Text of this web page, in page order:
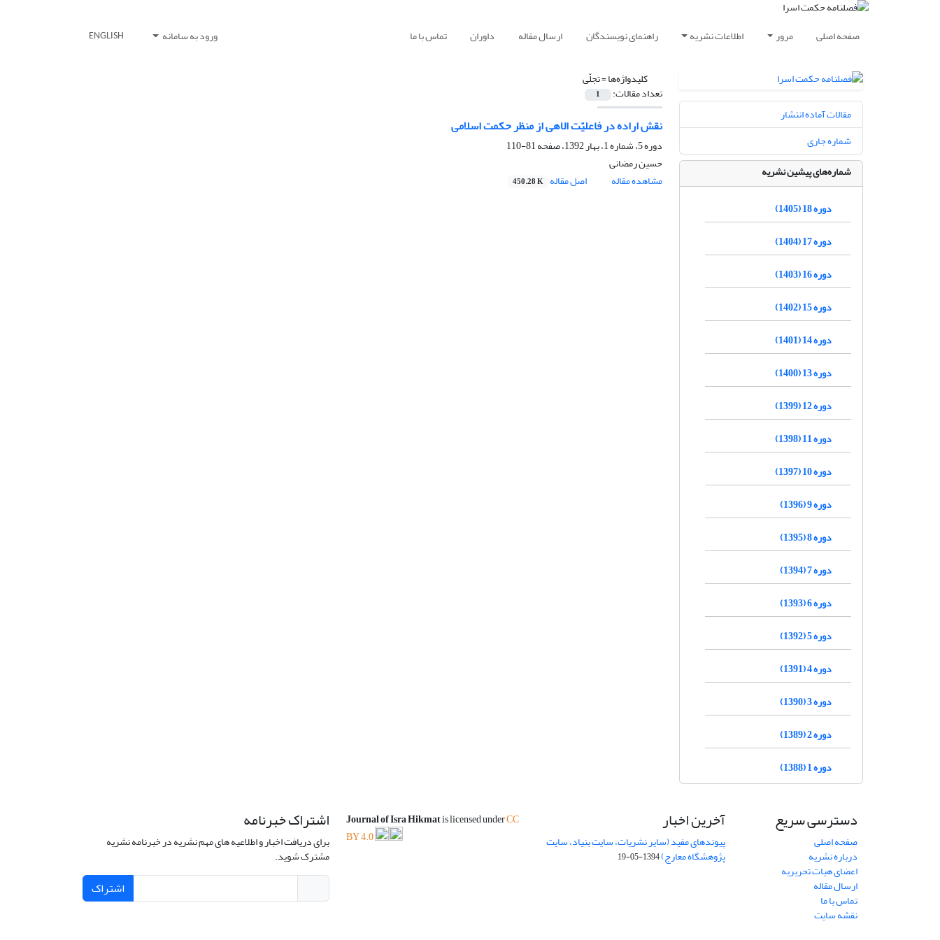
صفحه اصلی مرور اطلاعات نشریه راهنمای نویسندگان ارسال مقاله داوران تماس با ما ورود به سامانه ENGLISH
کلیدواژه‌ها =تجلّی
تعداد مقالات: 1
نقش اراده در فاعلیّت الاهی از منظر حکمت اسلامی
دوره 5، شماره 1، بهار 1392، صفحه
81-110
حسین رمضانی
مشاهده مقاله
اصل مقاله 450.28 K
مقالات آماده انتشار
شماره جاری
شماره‌های پیشین نشریه
دوره 18 (1405)
دوره 17 (1404)
دوره 16 (1403)
دوره 15 (1402)
دوره 14 (1401)
دوره 13 (1400)
دوره 12 (1399)
دوره 11 (1398)
دوره 10 (1397)
دوره 9 (1396)
دوره 8 (1395)
دوره 7 (1394)
دوره 6 (1393)
دوره 5 (1392)
دوره 4 (1391)
دوره 3 (1390)
دوره 2 (1389)
دوره 1 (1388)
دسترسی سریع
صفحه اصلی
درباره نشریه
اعضای هیات تحریریه
ارسال مقاله
تماس با ما
نقشه سایت
آخرین اخبار
پیوندهای مفید (سایر نشریات، سایت بنیاد، سایت
پژوهشگاه معارج)1394-05-19
Journal of Isra Hikmatis licensed underCC
BY 4.0
اشتراک خبرنامه
برای دریافت اخبار و اطلاعیه های مهم نشریه در خبرنامه نشریه
مشترک شوید.
اشتراک